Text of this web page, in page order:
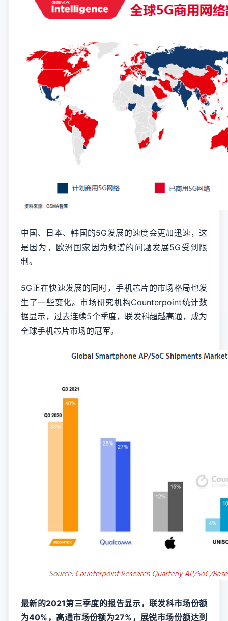
中国、日本、韩国的5G发展的速度会更加迅速，这
是因为，欧洲国家因为频谱的问题发展5G受到限
制。
5G正在快速发展的同时，手机芯片的市场格局也发
生了一些变化。市场研究机构Counterpoint统计数
据显示，过去连续5个季度，联发科超越高通，成为
全球手机芯片市场的冠军。
最新的2021第三季度的报告显示，联发科市场份额
为40%，高通市场份额为27%，展锐市场份额达到